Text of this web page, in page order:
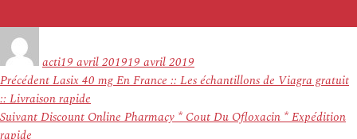
actile
19 avril 201919 avril 2019
Navigation
de
l’article
PrécédentArticle
précédent :
Lasix 40 mg En France :: Les échantillons de Viagra gratuit
:: Livraison rapide
SuivantArticle
Discount Online Pharmacy * Cout Du Ofloxacin * Expédition